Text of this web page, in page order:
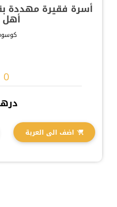
أسرة فقيرة مهددة
أهل
اضف الى العربة